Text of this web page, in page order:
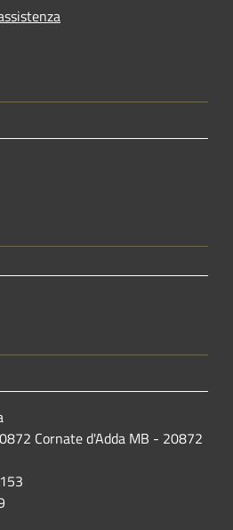
Cornate d'Adda MB - 20872